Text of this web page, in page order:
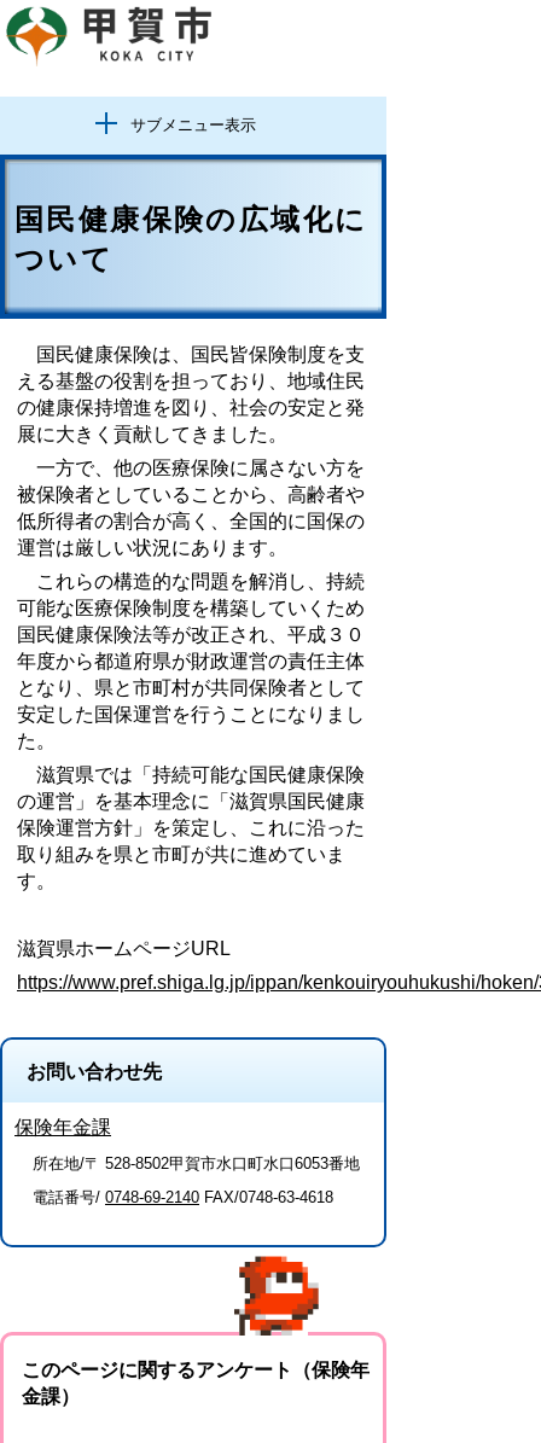
サブメニュー表示
国民健康保険の広域化に
ついて
国民健康保険は、国民皆保険制度を支
える基盤の役割を担っており、地域住民
の健康保持増進を図り、社会の安定と発
展に大きく貢献してきました。
一方で、他の医療保険に属さない方を
被保険者としていることから、高齢者や
低所得者の割合が高く、全国的に国保の
運営は厳しい状況にあります。
これらの構造的な問題を解消し、持続
可能な医療保険制度を構築していくため
国民健康保険法等が改正され、平成３０
年度から都道府県が財政運営の責任主体
となり、県と市町村が共同保険者として
安定した国保運営を行うことになりまし
た。
滋賀県では「持続可能な国民健康保険
の運営」を基本理念に「滋賀県国民健康
保険運営方針」を策定し、これに沿った
取り組みを県と市町が共に進めていま
す。
滋賀県ホームページURL
https://www.pref.shiga.lg.jp/ippan/kenkouiryouhukushi/
お問い合わせ先
保険年金課
所在地/〒 528-8502甲賀市水口町水口6053番地
電話番号/ 0748-69-2140 FAX/0748-63-4618
このページに関するアンケート（保険年
金課）